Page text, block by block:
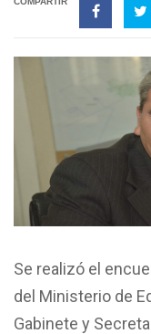
Se realizó el
del Ministerio de
Gabinete y